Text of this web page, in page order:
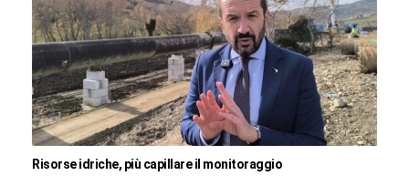
Risorse idriche, più capillare il monitoraggio